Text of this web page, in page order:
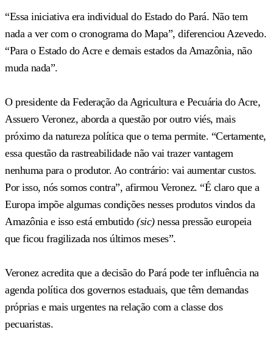
“Essa iniciativa era individual do Estado do Pará. Não tem
nada a ver com o cronograma do Mapa”, diferenciou Azevedo.
“Para o Estado do Acre e demais estados da Amazônia, não
muda nada”.
O presidente da Federação da Agricultura e Pecuária do Acre,
Assuero Veronez, aborda a questão por outro viés, mais
próximo da natureza política que o tema permite. “Certamente,
essa questão da rastreabilidade não vai trazer vantagem
nenhuma para o produtor. Ao contrário: vai aumentar custos.
Por isso, nós somos contra”, afirmou Veronez. “É claro que a
Europa impõe algumas condições nesses produtos vindos da
Amazônia e isso está embutido (sic)nessa pressão europeia
que ficou fragilizada nos últimos meses”.
Veronez acredita que a decisão do Pará pode ter influência na
agenda política dos governos estaduais, que têm demandas
próprias e mais urgentes na relação com a classe dos
pecuaristas.